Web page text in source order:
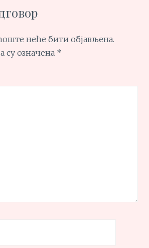
неће бити објављена.
су означена *